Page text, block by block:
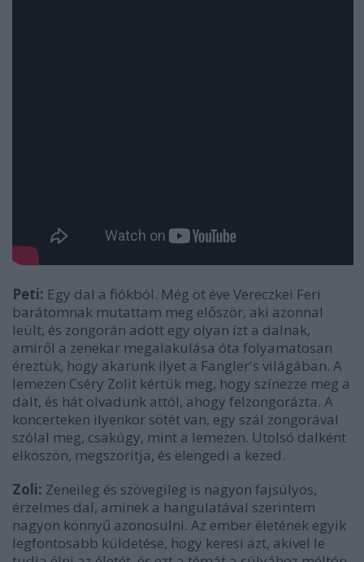
Peti: Egy dal a fiókból. Még öt éve Vereczkei Feri
barátomnak mutattam meg először, aki azonnal
leült, és zongorán adott egy olyan ízt a dalnak,
amiről a zenekar megalakulása óta folyamatosan
éreztük, hogy akarunk ilyet a Fangler's világában. A
lemezen Cséry Zolit kértük meg, hogy színezze meg a
dalt, és hát olvadunk attól, ahogy felzongorázta. A
koncerteken ilyenkor sötét van, egy szál zongorával
szólal meg, csakúgy, mint a lemezen. Utolsó dalként
elköszön, megszorítja, és elengedi a kezed.
Zoli: Zeneileg és szövegileg is nagyon fajsúlyos,
érzelmes dal, aminek a hangulatával szerintem
nagyon könnyű azonosulni. Az ember életének egyik
legfontosabb küldetése, hogy keresi azt, akivel le